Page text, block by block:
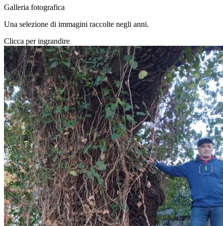
Galleria fotografica
Una selezione di immagini raccolte negli anni.
Clicca per ingrandire